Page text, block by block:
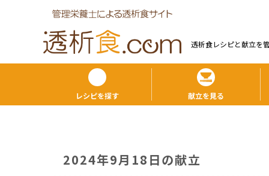
透析食レシピと献⽴を
レシピを探す 献立を見る
2024年9月18日の献立